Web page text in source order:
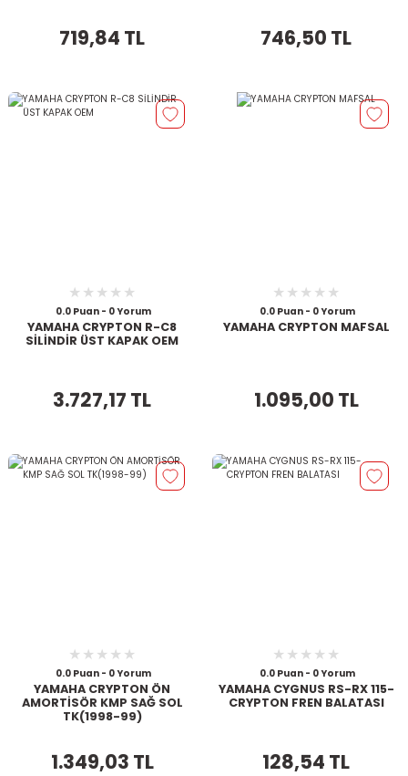
719,84 TL 746,50 TL
0.0 Puan - 0 Yorum
YAMAHA CRYPTON R-C8
SİLİNDİR ÜST KAPAK OEM
3.727,17 TL
0.0 Puan - 0 Yorum
YAMAHA CRYPTON MAFSAL
1.095,00 TL
0.0 Puan - 0 Yorum
YAMAHA CRYPTON ÖN
AMORTİSÖR KMP SAĞ SOL
TK(1998-99)
1.349,03 TL
0.0 Puan - 0 Yorum
YAMAHA CYGNUS RS-RX 115-
CRYPTON FREN BALATASI
128,54 TL